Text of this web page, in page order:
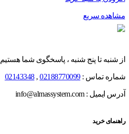
مشاهده سریع
از شنبه تا پنج شنبه ، پاسخگوی شما هستیم
شماره تماس :02188770099
,
02143348
آدرس ایمیل : info@almassystem.com
راهنمای خرید